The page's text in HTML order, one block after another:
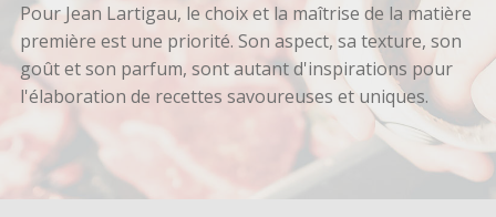
Pour Jean Lartigau, le choix et la maîtrise de la matière
première est une priorité. Son aspect, sa texture, son
goût et son parfum, sont autant d'inspirations pour
l'élaboration de recettes savoureuses et uniques.